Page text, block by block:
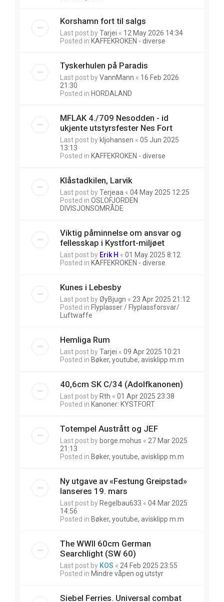
Korshamn fort til salgs
Last post byTarjei « 12 May 2026 14:34
Posted in KAFFEKROKEN - diverse
Tyskerhulen på Paradis
Last post byVannMann « 16 Feb 2026
21:30
Posted in HORDALAND
MFLAK 4./709 Nesodden - id
ukjente utstyrsfester Nes Fort
Last post by kljohansen « 05 Jun 2025
13:13
Posted in KAFFEKROKEN - diverse
Klåstadkilen, Larvik
Last post byTerjeaa « 04 May 2025 12:25
Posted in OSLOFJORDEN
DIVISJONSOMRÅDE
Viktig påminnelse om ansvar og
fellesskap i Kystfort-miljøet
Last post by Erik H « 01 May 2025 8:12
Posted in KAFFEKROKEN - diverse
Kunes i Lebesby
Last post byØyBjugn « 23 Apr 2025 21:12
Posted in Flyplasser / Flyplassforsvar/
Luftwaffe
Hemliga Rum
Last post byTarjei « 09 Apr 2025 10:21
Posted in Bøker, youtube, avisklipp m.m
40,6cm SK C/34 (Adolfkanonen)
Last post by Rth « 01 Apr 2025 23:38
Posted in Kanoner: KYSTFORT
Totempel Austrått og JEF
Last post by borge.mohus « 27 Mar 2025
21:13
Posted in Bøker, youtube, avisklipp m.m
Ny utgave av «Festung Greipstad»
lanseres 19. mars
Last post by Regelbau633 « 04 Mar 2025
14:56
Posted in Bøker, youtube, avisklipp m.m
The WWII 60cm German
Searchlight (SW 60)
Last post by KOS « 24 Feb 2025 23:55
Posted in Mindre våpen og utstyr
Siebel Ferries. Universal combat